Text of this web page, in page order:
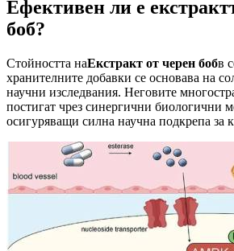
Ефективен ли е
боб?
Стойността наЕкстракт от черен бобв
хранителните добавки се основава на
научни изследвания. Неговите
постигат чрез синергични биологични
осигуряващи силна научна подкрепа за